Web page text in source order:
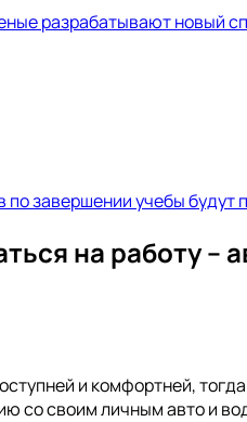
разрабатывают новый
завершении учебы будут
на работу –
и комфортней,
со своим личным авто и